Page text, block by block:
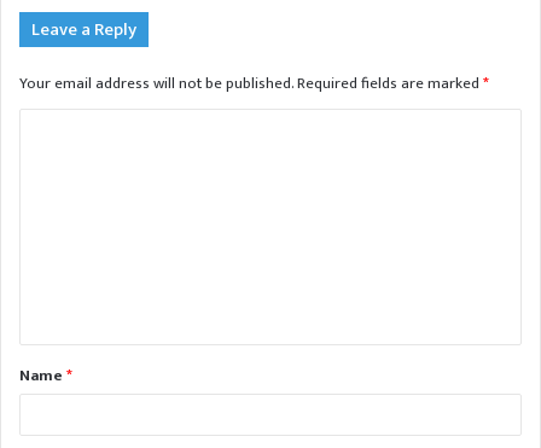
Leave a Reply
Your email address will not be published.Required fields are marked*
t
*Name*